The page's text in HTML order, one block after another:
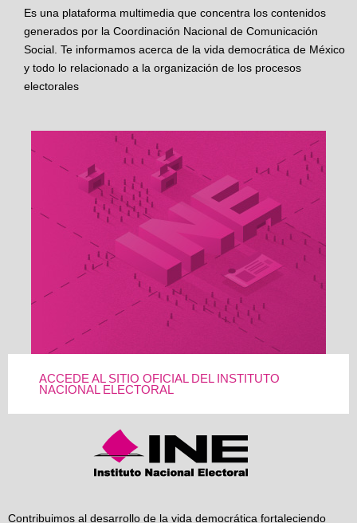
Es una plataforma multimedia que concentra los contenidos
generados por la Coordinación Nacional de Comunicación
Social. Te informamos acerca de la vida democrática de México
y todo lo relacionado a la organización de los procesos
electorales
ACCEDE AL SITIO OFICIAL DEL INSTITUTO
NACIONAL ELECTORAL
Contribuimos al desarrollo de la vida democrática fortaleciendo